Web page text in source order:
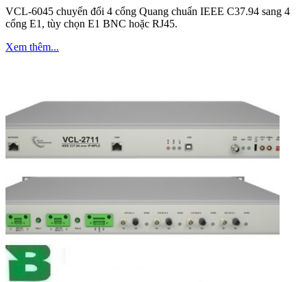
VCL-6045 chuyển đổi 4 cổng Quang chuẩn IEEE C37.94 sang 4
cổng E1, tùy chọn E1 BNC hoặc RJ45.
Xem thêm...